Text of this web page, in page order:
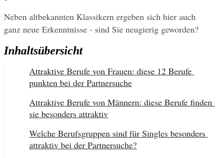
Neben altbekannten Klassikern ergeben sich hier auch
ganz neue Erkenntnisse - sind Sie neugierig geworden?
Inhaltsübersicht
Attraktive Berufe von Frauen: diese 12 Berufe
punkten bei der Partnersuche
Attraktive Berufe von Männern: diese Berufe finden
sie besonders attraktiv
Welche Berufsgruppen sind für Singles besonders
attraktiv bei der Partnersuche?